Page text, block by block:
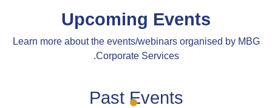
Upcoming Events
Learn more about the events/webinars organised by MBG
Corporate Services.
Past Events